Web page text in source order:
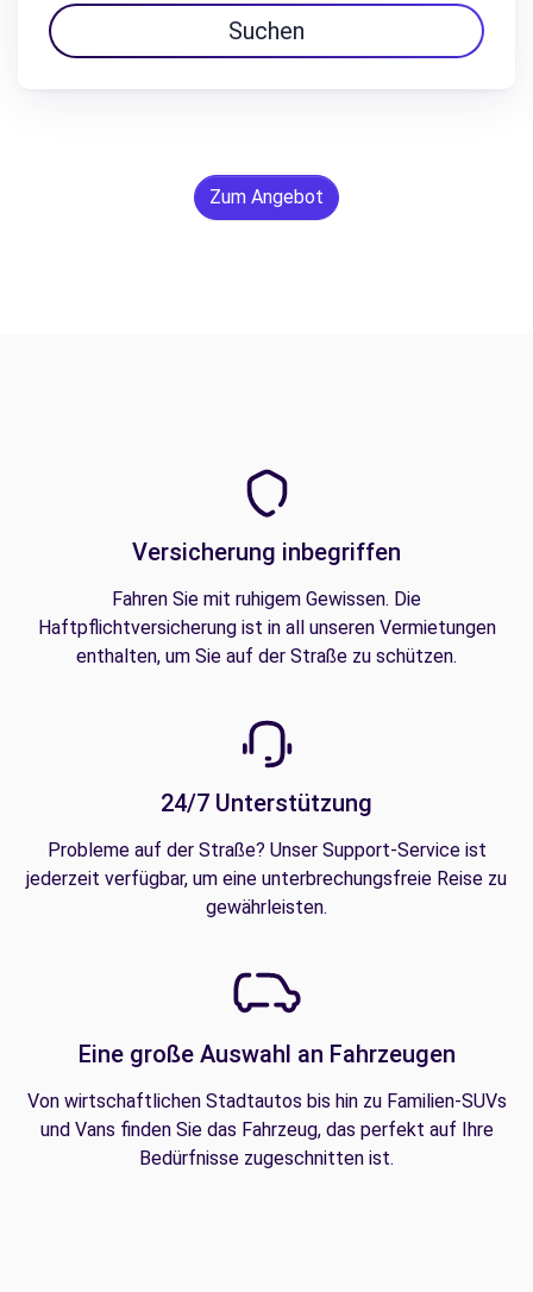
Suchen
Zum Angebot
Versicherung inbegriffen
Fahren Sie mit ruhigem Gewissen. Die
Haftpflichtversicherung ist in all unseren Vermietungen
enthalten, um Sie auf der Straße zu schützen.
24/7 Unterstützung
Probleme auf der Straße? Unser Support-Service ist
jederzeit verfügbar, um eine unterbrechungsfreie Reise zu
gewährleisten.
Eine große Auswahl an Fahrzeugen
Von wirtschaftlichen Stadtautos bis hin zu Familien-SUVs
und Vans finden Sie das Fahrzeug, das perfekt auf Ihre
Bedürfnisse zugeschnitten ist.